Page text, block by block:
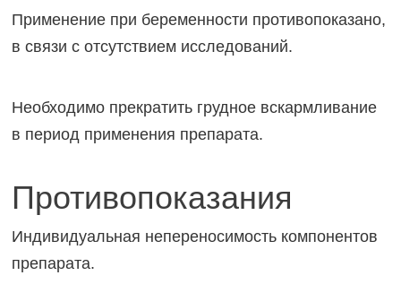
Применение при беременности противопоказано,
в связи с отсутствием исследований.
Необходимо прекратить грудное вскармливание
в период применения препарата.
Противопоказания
Индивидуальная непереносимость компонентов
препарата.